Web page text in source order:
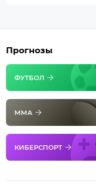
Прогнозы
ФУТБОЛ
ММА
КИБЕРСПОРТ